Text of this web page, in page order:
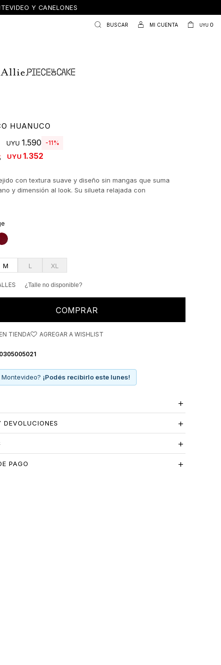
Y CANELONES
UYU 0
HUANUCO
UYU 1.590
11
UYU 1.352
con textura suave y diseño sin mangas que suma
y dimensión al look. Su silueta relajada con
acanaladas y leve volumen en hombros lo convierte
calidez y estilo. Un básico versátil que eleva
simples y funciona tanto en looks casuales como
M L XL
¿Talle no disponible?
COMPRAR
TIENDA
Montevideo? ¡Podés recibirlo este lunes!
DEVOLUCIONES
PAGO